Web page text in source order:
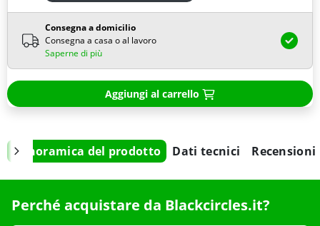
Consegna a domicilio
Consegna a casa o al lavoro
Saperne di più
Aggiungi al carrello
Panoramica del prodotto Dati tecnici Recensioni
Perché acquistare da Blackcircles.it?